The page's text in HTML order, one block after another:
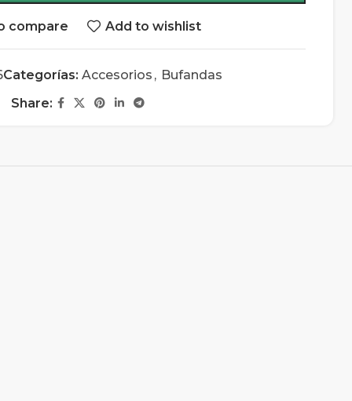
compare Add to wishlist
Categorías: Accesorios , Bufandas
Share: